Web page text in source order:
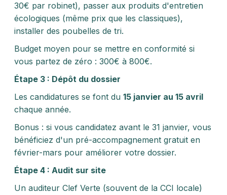
30€ par robinet), passer aux produits d'entretien
écologiques (même prix que les classiques),
installer des poubelles de tri.
Budget moyen pour se mettre en conformité si
vous partez de zéro : 300€ à 800€.
Étape 3 : Dépôt du dossier
Les candidatures se font du 15 janvier au 15 avril
chaque année.
Bonus : si vous candidatez avant le 31 janvier, vous
bénéficiez d'un pré-accompagnement gratuit en
février-mars pour améliorer votre dossier.
Étape 4 : Audit sur site
Un auditeur Clef Verte (souvent de la CCI locale)